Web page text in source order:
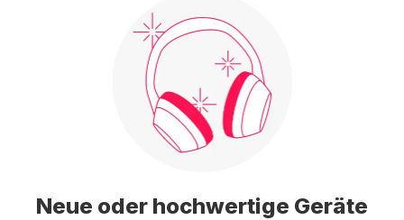
Neue oder hochwertige Geräte